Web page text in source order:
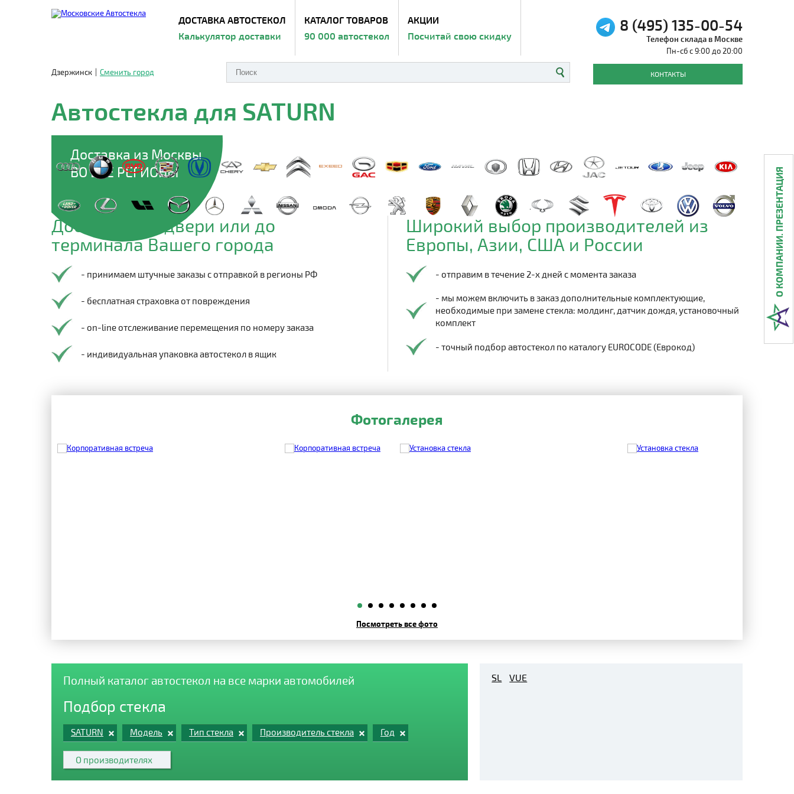
ДОСТАВКА АВТОСТЕКОЛ
Калькулятор доставки
КАТАЛОГ ТОВАРОВ
90 000 автостекол
АКЦИИ
Посчитай свою скидку
Дзержинск Сменить город
8 (495) 135-00-54
Телефон склада в Москве
Пн-сб с 9:00 до 20:00
КОНТАКТЫ
Автостекла для SATURN
Доставка из Москвы
ВО ВСЕ РЕГИОНЫ
Доставим до двери или до
терминала Вашего города
- принимаем штучные заказы с отправкой в регионы РФ
- бесплатная страховка от повреждения
- on-line отслеживание перемещения по номеру заказа
- индивидуальная упаковка автостекол в ящик
Широкий выбор производителей из
Европы, Азии, США и России
- отправим в течение 2-х дней с момента заказа
- мы можем включить в заказ дополнительные комплектующие,
необходимые при замене стекла: молдинг, датчик дождя, установочный
комплект
- точный подбор автостекол по каталогу EUROCODE (Еврокод)
Фотогалерея
Посмотреть все фото
Полный каталог автостекол на все марки автомобилей
Подбор стекла
SATURN Модель Тип стекла Производитель стекла Год
О производителях
SL VUE
О КОМПАНИИ. ПРЕЗЕНТАЦИЯ